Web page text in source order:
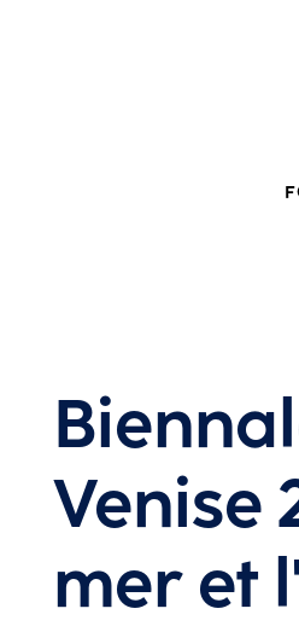
Venise
mer et